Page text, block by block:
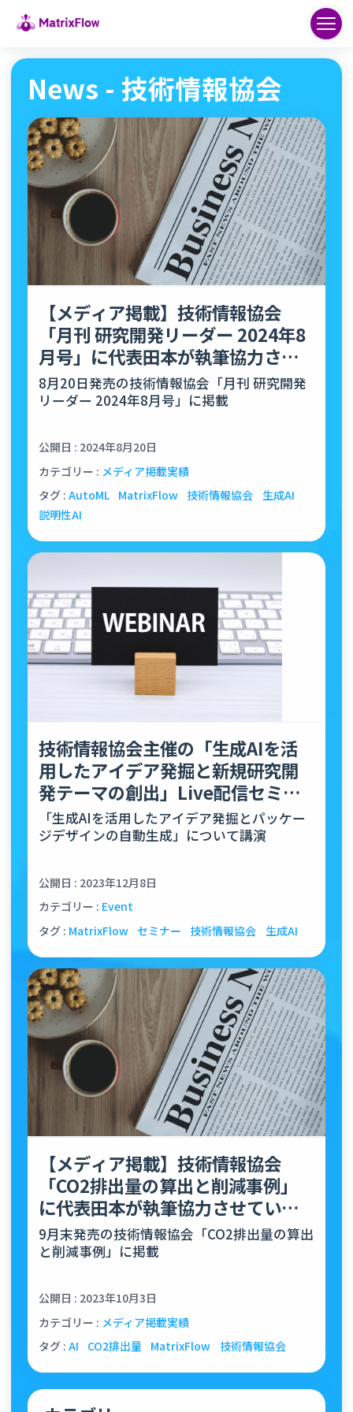
News - 技術情報協会
【メディア掲載】技術情報協会
「月刊 研究開発リーダー 2024年8
月号」に代表田本が執筆協力させ
ていただきました
8月20日発売の技術情報協会「月刊 研究開発
リーダー 2024年8月号」に掲載
公開日 : 2024年8月20日
カテゴリー : メディア掲載実績
タグ : AutoML MatrixFlow 技術情報協会
生成AI
説明性AI
技術情報協会主催の「生成AIを活
用したアイデア発掘と新規研究開
発テーマの創出」Live配信セミナ
ーにて、弊社代表の田本が…
「生成AIを活用したアイデア発掘とパッケー
ジデザインの自動生成」について講演
公開日 : 2023年12月8日
カテゴリー : Event
タグ : MatrixFlow セミナー 技術情報協会 生成AI
【メディア掲載】技術情報協会
「CO2排出量の算出と削減事例」
に代表田本が執筆協力させていた
だきました
9月末発売の技術情報協会「CO2排出量の算出
と削減事例」に掲載
公開日 : 2023年10月3日
カテゴリー : メディア掲載実績
タグ : AI CO2排出量 MatrixFlow 技術情報協会